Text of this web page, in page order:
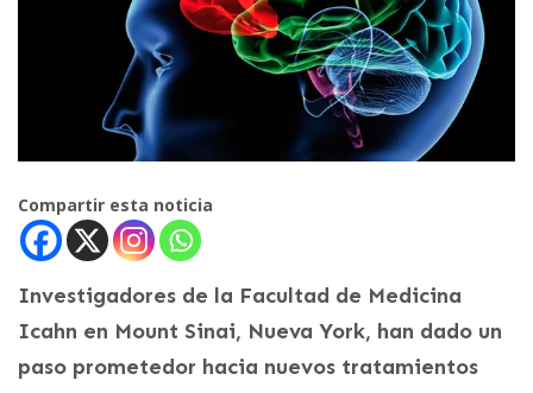
Compartir esta noticia
Investigadores de la Facultad de Medicina
Icahn en Mount Sinai, Nueva York, han dado un
paso prometedor hacia nuevos tratamientos